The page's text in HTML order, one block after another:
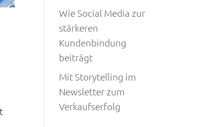
Wie Social Media zur
stärkeren
Kundenbindung
beiträgt
Mit Storytelling im
Newsletter zum
Verkaufserfolg